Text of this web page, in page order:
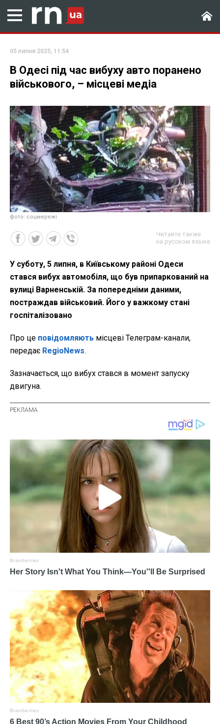
05 липня 2025, 11:54
В Одесі під час вибуху авто поранено
військового, – місцеві медіа
фото: соцмережі
Читайте также
на русском языке
У суботу, 5 липня, в Київському районі Одеси
стався вибух автомобіля, що був припаркований на
вулиці Варненській. За попередніми даними,
постраждав військовий. Його у важкому стані
госпіталізовано
Про це повідомляють місцеві Телеграм-канали,
передає RegioNews.
Зазначається, що вибух стався в момент запуску
двигуна.